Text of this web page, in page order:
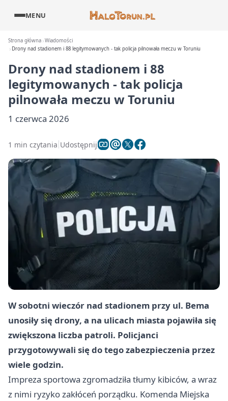
MENU
Strona główna Wiadomości
Drony nad stadionem i 88 legitymowanych - tak policja pilnowała meczu w Toruniu
Drony nad stadionem i 88
legitymowanych - tak policja
pilnowała meczu w Toruniu
1 czerwca 2026
1 min czytania Udostępnij
W sobotni wieczór nad stadionem przy ul. Bema
unosiły się drony, a na ulicach miasta pojawiła się
zwiększona liczba patroli. Policjanci
przygotowywali się do tego zabezpieczenia przez
wiele godzin.
Impreza sportowa zgromadziła tłumy kibiców, a wraz
z nimi ryzyko zakłóceń porządku. Komenda Miejska